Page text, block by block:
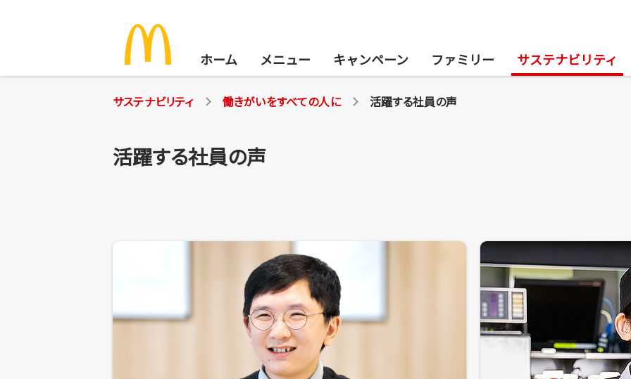
ホーム メニュー キャンペーン ファミリー サステナビリティ
サステナビリティ 働きがいをすべての人に 活躍する社員の声
サステナビリティ
地域の仲間にサポートを
働きがいをすべての人に
活躍する社員の声